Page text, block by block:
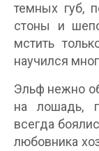
темных губ,
стоны и
мстить
научился
Эльф нежно
на лошадь,
всегда
любовника